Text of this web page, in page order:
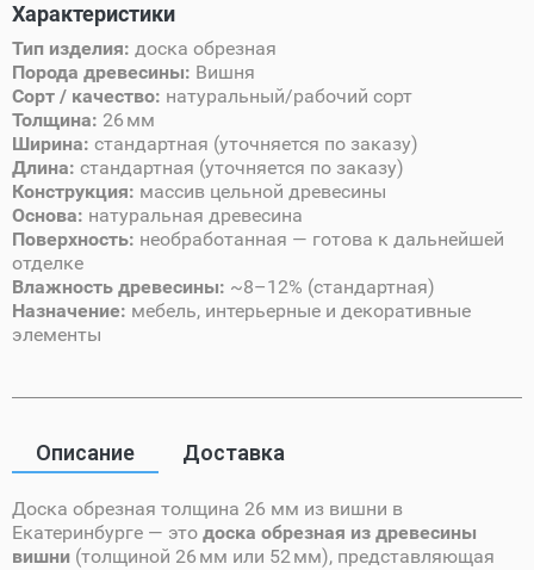
Характеристики
Тип изделия: доска обрезная
Порода древесины: Вишня
Сорт / качество: натуральный/рабочий сорт
Толщина: 26 мм
Ширина: стандартная (уточняется по заказу)
Длина: стандартная (уточняется по заказу)
Конструкция: массив цельной древесины
Основа: натуральная древесина
Поверхность: необработанная — готова к дальнейшей
отделке
Влажность древесины: ~8–12% (стандартная)
Назначение: мебель, интерьерные и декоративные
элементы
Описание Доставка
Доска обрезная толщина 26 мм из вишни в
Екатеринбурге — это доска обрезная из древесины
вишни (толщиной 26 мм или 52 мм), представляющая